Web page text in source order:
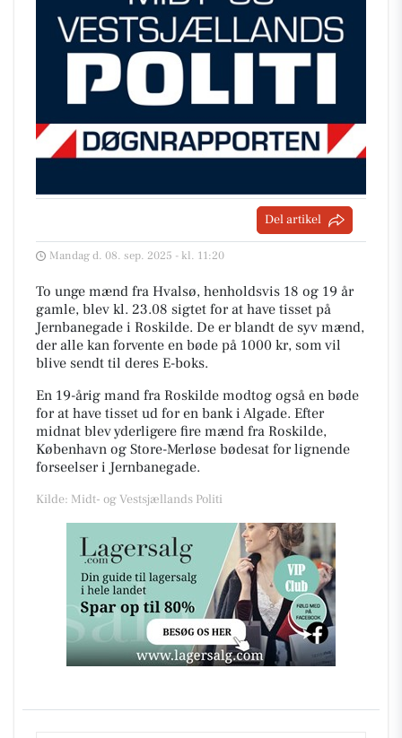
Del artikel
Mandag d. 08. sep. 2025 - kl. 11:20
To unge mænd fra Hvalsø, henholdsvis 18 og 19 år
gamle, blev kl. 23.08 sigtet for at have tisset på
Jernbanegade i Roskilde. De er blandt de syv mænd,
der alle kan forvente en bøde på 1000 kr, som vil
blive sendt til deres E-boks.
En 19-årig mand fra Roskilde modtog også en bøde
for at have tisset ud for en bank i Algade. Efter
midnat blev yderligere fire mænd fra Roskilde,
København og Store-Merløse bødesat for lignende
forseelser i Jernbanegade.
Kilde: Midt- og Vestsjællands Politi